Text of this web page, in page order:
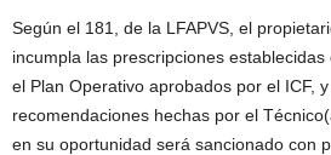
Según el 181, de la LFAPVS, el
incumpla las prescripciones
el Plan Operativo aprobados por el ICF,
recomendaciones hechas por el
en su oportunidad será sancionado con